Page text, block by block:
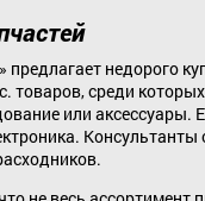
недорого
товаров, среди
или